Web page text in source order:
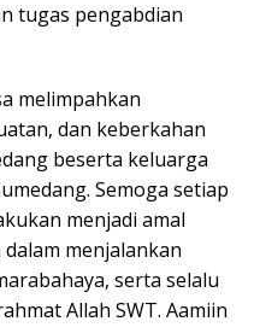
tugas pengabdian
melimpahkan
dan keberkahan
beserta keluarga
Semoga setiap
menjadi amal
menjalankan
serta selalu
Allah SWT. Aamiin